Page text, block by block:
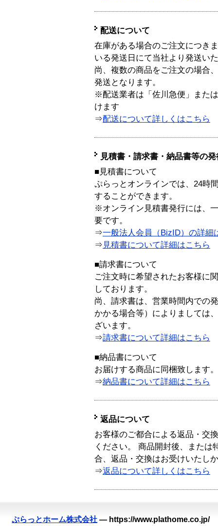
配送について
在庫がある場合のご注文につき
いる発送日にて当社より発送い
尚、複数の商品をご注文の場合
発送となります。
※配送業者は「佐川急便」また
けます
⇒配送について詳しくはこちら
見積書・請求書・納品書等の
■見積書について
ぷらっとオンラインでは、24時
することができます。
※オンライン見積書発行には、
要です。
⇒一般法人会員（BizID）の詳細
⇒ 見積書について詳細はこちら
■請求書について
ご注文時に希望されたお客様に
しております。
尚、請求書は、営業時間内での
かかる場合等）によりましては
ざいます。
⇒請求書について詳細はこちら
■納品書について
お届けする商品に同梱致します。
⇒納品書について詳細はこちら
返品について
お客様のご都合による返品・交
ください。 商品開封後、または
合、返品・交換はお受けいたし
⇒返品について詳しくはこちら
ぷらっとホーム株式会社 — https://www.plathome.co.jp/